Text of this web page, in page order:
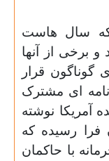
که سال هاست
برخی از آنها
گوناگون قرار
ای مشترک
آمریکا نوشته
فرا رسیده که
با حاکمان